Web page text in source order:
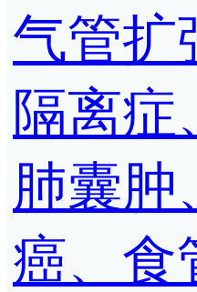
气管扩
隔离症
肺囊肿
癌、食